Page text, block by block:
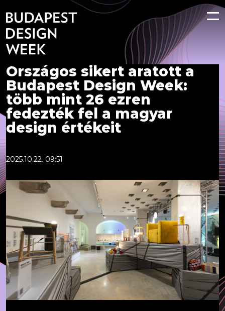
Országos sikert aratott a
Budapest Design Week:
több mint 26 ezren
fedezték fel a magyar
design értékeit
2025.10.22. 09:51